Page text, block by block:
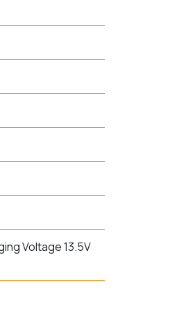
Voltage 13.5V